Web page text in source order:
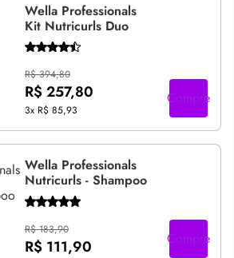
Wella Professionals
Kit Nutricurls Duo
R$ 394,80
R$ 257,80
3x R$ 85,93
Compre
Wella Professionals
Nutricurls - Shampoo
R$ 183,90
R$ 111,90 Compre